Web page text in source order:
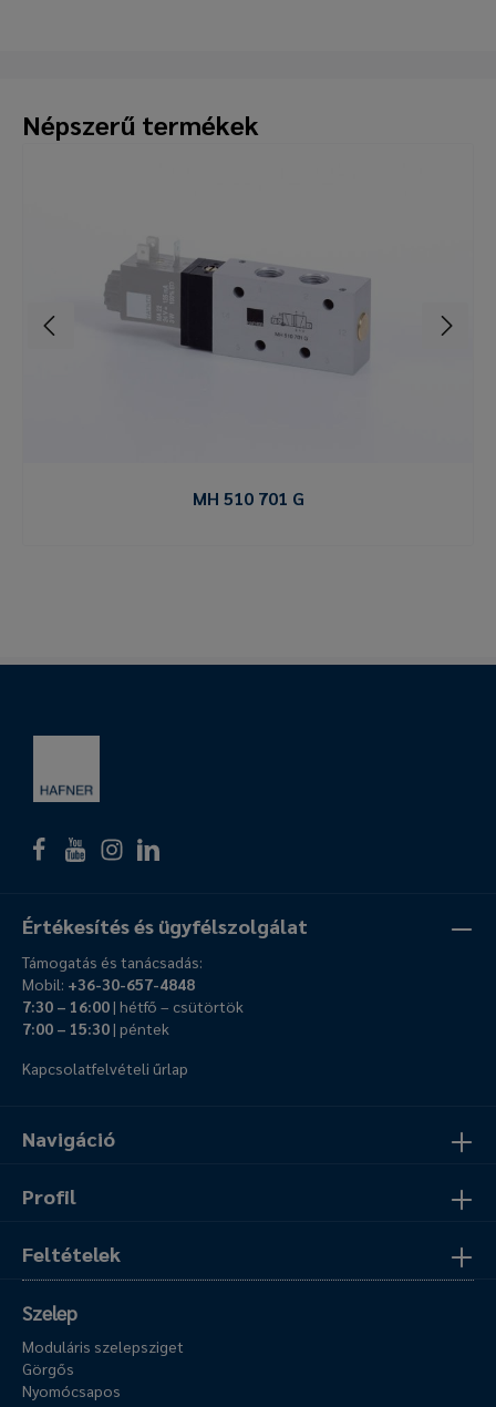
Népszerű termékek
MH 510 701 G
Navigáció
Profil
Feltételek
Értékesítés és ügyfélszolgálat
Támogatás és tanácsadás:
Mobil: +36-30-657-4848
7:30 – 16:00| hétfő – csütörtök
7:00 – 15:30| péntek
Kapcsolatfelvételi űrlap
Szelep
Moduláris szelepsziget
Görgős
Nyomócsapos